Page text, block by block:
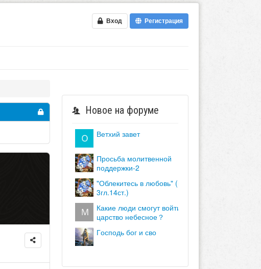
Вход Регистрация
Новое на форуме
ветхий завет
просьба молитвенной
поддержки-2
"облекитесь в любовь" (кол.
3гл.14ст.)
какие люди смогут войти в
царство небесное？
господь бог и сво